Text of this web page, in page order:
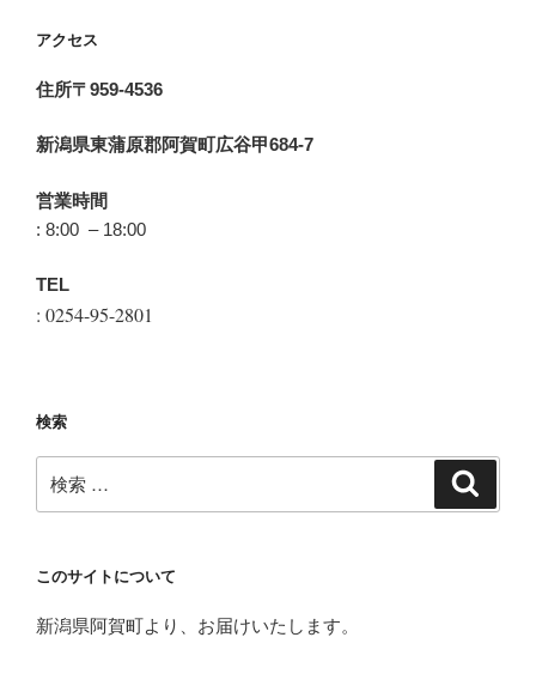
アクセス
住所〒959-4536
新潟県東蒲原郡阿賀町広谷甲684-7
営業時間
: 8:00 – 18:00
TEL
: 0254-95-2801
検索
索:
このサイトについて
新潟県阿賀町より、お届けいたします。